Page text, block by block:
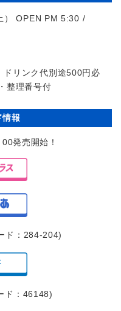
） OPEN PM 5:30 /
リンク代別途500円必
整理番号付
情報
発売開始！
ド：284-204)
ド：46148)